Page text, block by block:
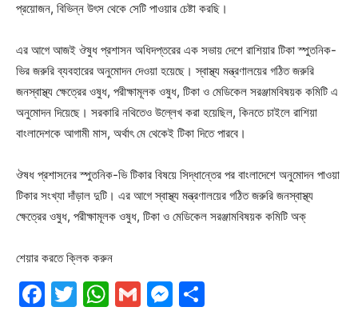
প্রয়োজন, বিভিন্ন উৎস থেকে সেটি পাওয়ার চেষ্টা করছি।
এর আগে আজই ঔষুধ প্রশাসন অধিদপ্তরের এক সভায় দেশে রাশিয়ার টিকা স্পুতনিক-
ভির জরুরি ব্যবহারের অনুমোদন দেওয়া হয়েছে। স্বাস্থ্য মন্ত্রণালয়ের গঠিত জরুরি
জনস্বাস্থ্য ক্ষেত্রের ওষুধ, পরীক্ষামূলক ওষুধ, টিকা ও মেডিকেল সরঞ্জামবিষয়ক কমিটি এ
অনুমোদন দিয়েছে। সরকারি নথিতেও উল্লেখ করা হয়েছিল, কিনতে চাইলে রাশিয়া
বাংলাদেশকে আগামী মাস, অর্থাৎ মে থেকেই টিকা দিতে পারবে।
ঔষধ প্রশাসনের স্পুতনিক-ভি টিকার বিষয়ে সিদ্ধান্তের পর বাংলাদেশে অনুমোদন পাওয়া
টিকার সংখ্যা দাঁড়াল দুটি। এর আগে স্বাস্থ্য মন্ত্রণালয়ের গঠিত জরুরি জনস্বাস্থ্য
ক্ষেত্রের ওষুধ, পরীক্ষামূলক ওষুধ, টিকা ও মেডিকেল সরঞ্জামবিষয়ক কমিটি অক্
শেয়ার করতে ক্লিক করুন
Facebook
Twitter
WhatsApp
GmailMessenger